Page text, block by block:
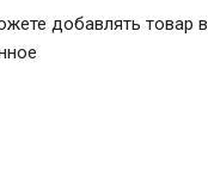
добавлять товар в